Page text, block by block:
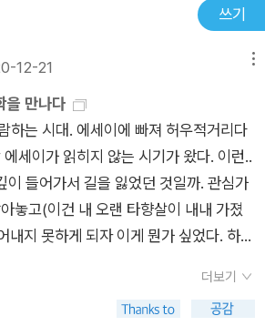
쓰기
12-21
을 만나다
하는 시대. 에세이에 빠져 허우적거리다
세이가 읽히지 않는 시기가 왔다. 이런..
이 들어가서 길을 잃었던 것일까. 관심가
놓고(이건 내 오랜 타향살이 내내 가졌
내지 못하게 되자 이게 뭔가 싶었다. 하지
에세이라는 점이다. 역시 시인이라 그런
한참 달랐다.이 두 시인은 서로 알고 있
더보기